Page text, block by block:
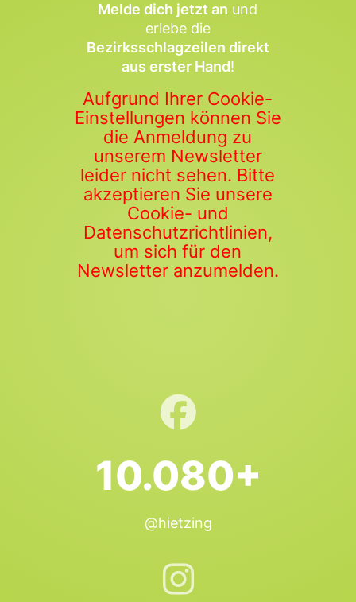
Melde dich jetzt an und
erlebe die
Bezirksschlagzeilen direkt
aus erster Hand!
Aufgrund Ihrer Cookie-
Einstellungen können Sie
die Anmeldung zu
unserem Newsletter
leider nicht sehen. Bitte
akzeptieren Sie unsere
Cookie- und
Datenschutzrichtlinien,
um sich für den
Newsletter anzumelden.
10.080+
@hietzing